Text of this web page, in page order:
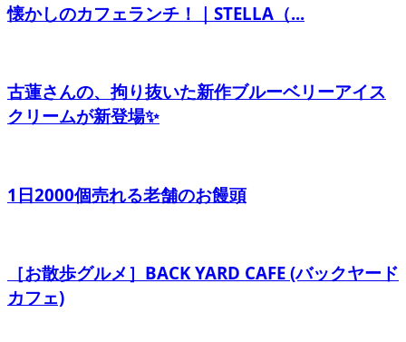
懐かしのカフェランチ！｜STELLA（...
古蓮さんの、拘り抜いた新作ブルーベリーアイス
クリームが新登場✨
1日2000個売れる老舗のお饅頭
［お散歩グルメ］BACK YARD CAFE (バックヤード
カフェ)